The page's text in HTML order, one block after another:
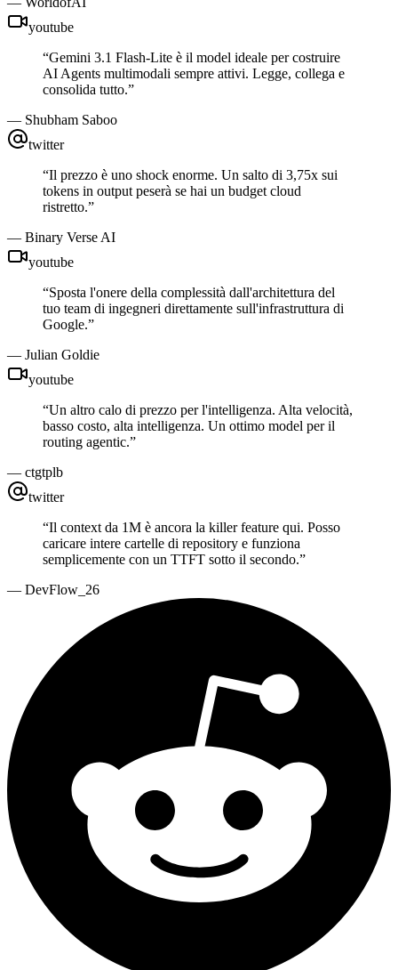
youtube
“Gemini 3.1 Flash-Lite è il model ideale per costruire
AI Agents multimodali sempre attivi. Legge, collega e
consolida tutto.”
— Shubham Saboo
twitter
“Il prezzo è uno shock enorme. Un salto di 3,75x sui
tokens in output peserà se hai un budget cloud
ristretto.”
— Binary Verse AI
youtube
“Sposta l'onere della complessità dall'architettura del
tuo team di ingegneri direttamente sull'infrastruttura di
Google.”
— Julian Goldie
youtube
“Un altro calo di prezzo per l'intelligenza. Alta velocità,
basso costo, alta intelligenza. Un ottimo model per il
routing agentic.”
— ctgtplb
twitter
“Il context da 1M è ancora la killer feature qui. Posso
caricare intere cartelle di repository e funziona
semplicemente con un TTFT sotto il secondo.”
— DevFlow_26